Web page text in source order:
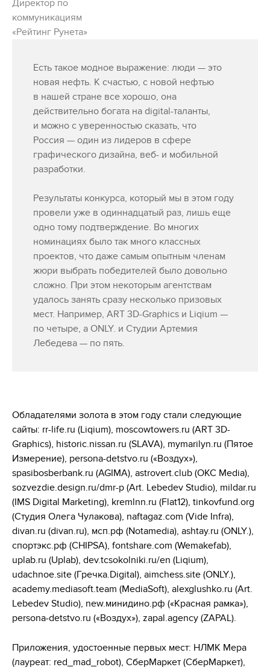
Директор по
коммуникациям
«Рейтинг Рунета»
Есть такое модное выражение: люди — это
новая нефть. К счастью, с новой нефтью
в нашей стране все хорошо, она
действительно богата на digital-таланты,
и можно с уверенностью сказать, что
Россия — один из лидеров в сфере
графического дизайна, веб- и мобильной
разработки.
Результаты конкурса, который мы в этом году
провели уже в одиннадцатый раз, лишь еще
одно тому подтверждение. Во многих
номинациях было так много классных
проектов, что даже самым опытным членам
жюри выбрать победителей было довольно
сложно. При этом некоторым агентствам
удалось занять сразу несколько призовых
мест. Например, ART 3D-Graphics и Liqium —
по четыре, а ONLY. и Студии Артемия
Лебедева — по пять.
Обладателями золота в этом году стали следующие
сайты: rr-life.ru (Liqium), moscowtowers.ru (ART 3D-
Graphics), historic.nissan.ru (SLAVA), mymarilyn.ru (Пятое
Измерение), persona-detstvo.ru («Воздух»),
spasibosberbank.ru (AGIMA), astrovert.club (OKC Media),
sozvezdie.design.ru/dmr-p (Art. Lebedev Studio), mildar.ru
(IMS Digital Marketing), kremlnn.ru (Flat12), tinkovfund.org
(Студия Олега Чулакова), naftagaz.com (Vide Infra),
divan.ru (divan.ru), мсп.рф (Notamedia), ashtay.ru (ONLY.),
спортэкс.рф (CHIPSA), fontshare.com (Wemakefab),
uplab.ru (Uplab), dev.tcsokolniki.ru/en (Liqium),
udachnoe.site (Гречка.Digital), aimchess.site (ONLY.),
academy.mediasoft.team (MediaSoft), alexglushko.ru (Art.
Lebedev Studio), new.минидино.рф («Красная рамка»),
persona-detstvo.ru («Воздух»), zapal.agency (ZAPAL).
Приложения, удостоенные первых мест: НЛМК Мера
(лауреат: red_mad_robot), СберМаркет (СберМаркет),